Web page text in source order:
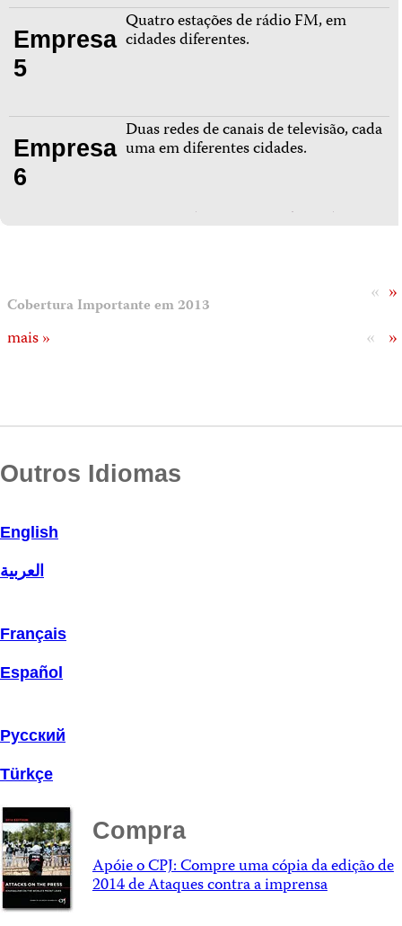
Empresa
5
Quatro estações de rádio FM, em
cidades diferentes.
Empresa
6
Duas redes de canais de televisão, cada
uma em diferentes cidades.
»
«
Cobertura Importante em 2013
»
«
mais »
Outros Idiomas
English
العربية
Français
Español
Русский
Türkçe
Compra
Apóie o CPJ: Compre uma cópia da edição de
2014 de Ataques contra a imprensa